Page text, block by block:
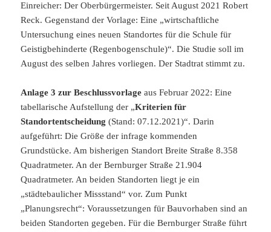
Einreicher: Der Oberbürgermeister. Seit August 2021 Robert
Reck. Gegenstand der Vorlage: Eine „wirtschaftliche
Untersuchung eines neuen Standortes für die Schule für
Geistigbehinderte (Regenbogenschule)“. Die Studie soll im
August des selben Jahres vorliegen. Der Stadtrat stimmt zu.
Anlage 3 zur Beschlussvorlage aus Februar 2022: Eine
tabellarische Aufstellung der „Kriterien für
Standortentscheidung (Stand: 07.12.2021)“. Darin
aufgeführt: Die Größe der infrage kommenden
Grundstücke. Am bisherigen Standort Breite Straße 8.358
Quadratmeter. An der Bernburger Straße 21.904
Quadratmeter. An beiden Standorten liegt je ein
„städtebaulicher Missstand“ vor. Zum Punkt
„Planungsrecht“: Voraussetzungen für Bauvorhaben sind an
beiden Standorten gegeben. Für die Bernburger Straße führt